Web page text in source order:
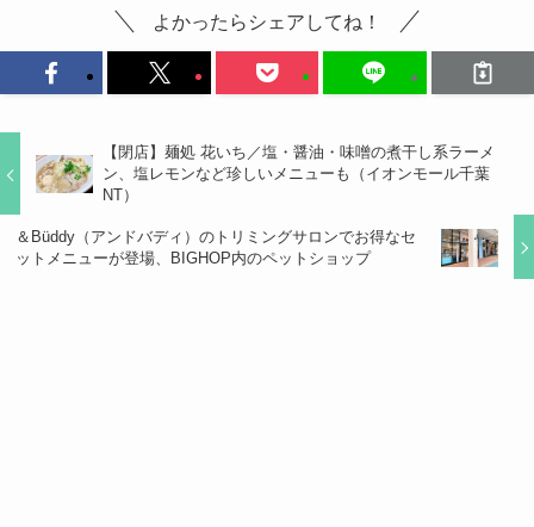
よかったらシェアしてね！
【閉店】麺処 花いち／塩・醤油・味噌の煮干し系ラーメ
ン、塩レモンなど珍しいメニューも（イオンモール千葉
NT）
＆Büddy（アンドバディ）のトリミングサロンでお得なセ
ットメニューが登場、BIGHOP内のペットショップ